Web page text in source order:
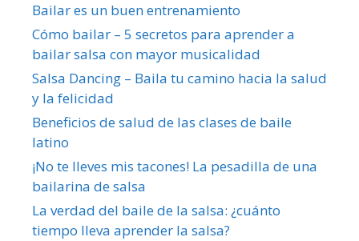
Bailar es un buen entrenamiento
Cómo bailar – 5 secretos para aprender a
bailar salsa con mayor musicalidad
Salsa Dancing – Baila tu camino hacia la salud
y la felicidad
Beneficios de salud de las clases de baile
latino
¡No te lleves mis tacones! La pesadilla de una
bailarina de salsa
La verdad del baile de la salsa: ¿cuánto
tiempo lleva aprender la salsa?